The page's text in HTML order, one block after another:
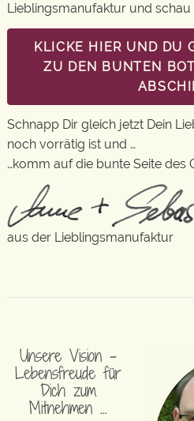
Lieblingsmanufaktur und schau
KLICKE HIER UND DU
ZU DEN BUNTEN
Schnapp Dir gleich jetzt Dein
noch vorrätig ist und …
…komm auf die bunte Seite des
aus der Lieblingsmanufaktur
Unsere Vision –
Lebensfreude für
Dich zum
Mitnehmen …